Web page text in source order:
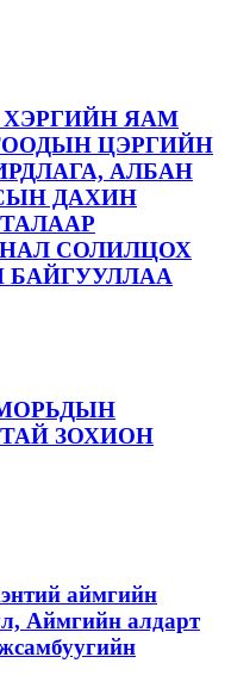
ХЭРГИЙН ЯАМ
ЦЭРГИЙН
АЛБАН
ДАХИН
СОЛИЛЦОХ
БАЙГУУЛЛАА
ЗОХИОН
аймгийн
Аймгийн алдарт